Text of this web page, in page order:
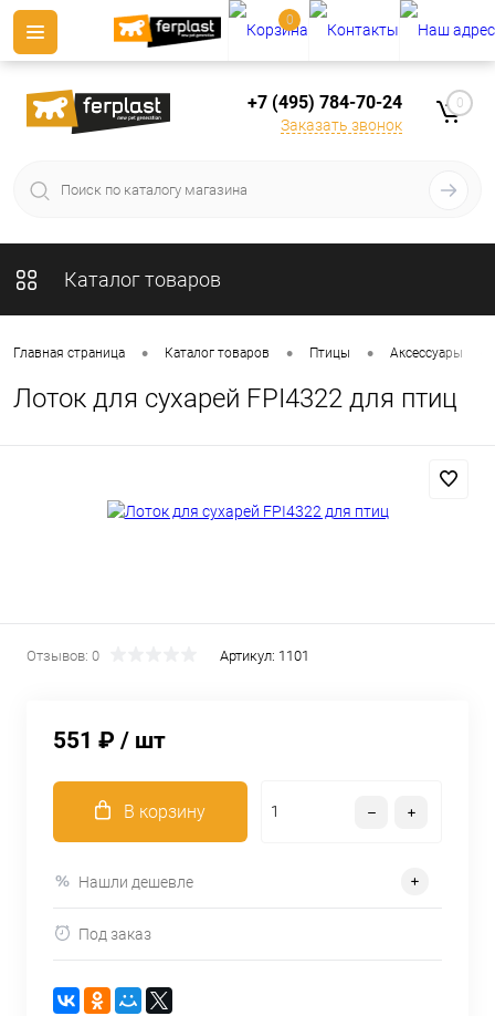
+7 (495) 784-70-24
Заказать звонок
0
Каталог товаров
Главная страница • Каталог товаров • Птицы • Аксессуары
Лоток для сухарей FPI4322 для птиц
Отзывов: 0 Артикул: 1101
551 ₽ / шт
В корзину
Нашли дешевле
Под заказ
0